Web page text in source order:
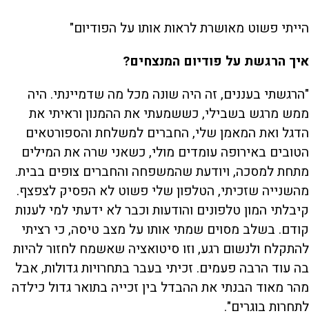
הייתי פשוט מאושרת לראות אותו על הפודיום"
איך הרגשת על פודיום המנצחים?
"הרגשתי בעננים, זה היה שונה מכל מה שדמיינתי. היה
ממש מרגש בשבילי, כששמעתי את ההמנון וראיתי את
הדגל ואת המאמן שלי, החברים למשלחת והספורטאים
הטובים באירופה עומדים מולי, כשאני שרה את המילים
מתחת למסכה, ויודעת שהמשפחה והחברים צופים בבית.
מהשנייה שזכיתי, הטלפון שלי פשוט לא הפסיק לצפצף.
קיבלתי המון טלפונים והודעות וכבר לא ידעתי למי לענות
קודם. בשלב מסוים שמתי אותו על מצב טיסה, כי רציתי
להתקלח ולנשום רגע, וזו סיטואציה שאשמח לחזור להיות
בה עוד הרבה פעמים. זכיתי בעבר בתחרויות גדולות, אבל
מהר מאוד הבנתי את ההבדל בין זכייה בתואר גדול כילדה
לתחרות בוגרים".